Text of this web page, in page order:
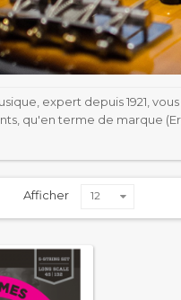
expert depuis 1921,
qu'en terme de marque
Afficher 12